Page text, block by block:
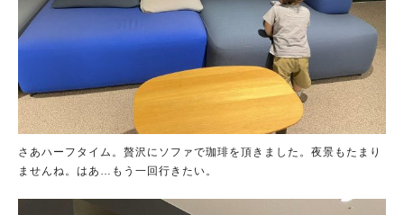
さあハーフタイム。贅沢にソファで珈琲を頂きました。夜景もたまり
ませんね。はあ…もう一回行きたい。